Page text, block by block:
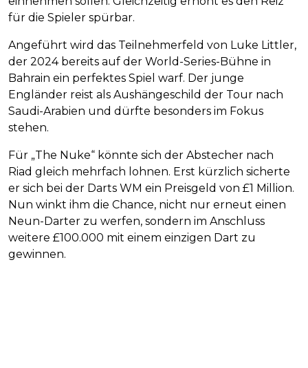
für die Spieler spürbar.
Angeführt wird das Teilnehmerfeld von Luke Littler,
der 2024 bereits auf der World-Series-Bühne in
Bahrain ein perfektes Spiel warf. Der junge
Engländer reist als Aushängeschild der Tour nach
Saudi-Arabien und dürfte besonders im Fokus
stehen.
Für „The Nuke“ könnte sich der Abstecher nach
Riad gleich mehrfach lohnen. Erst kürzlich sicherte
er sich bei der Darts WM ein Preisgeld von £1 Million.
Nun winkt ihm die Chance, nicht nur erneut einen
Neun-Darter zu werfen, sondern im Anschluss
weitere £100.000 mit einem einzigen Dart zu
gewinnen.